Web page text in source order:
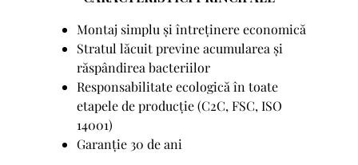
Montaj simplu și întreținere economică
Stratul lăcuit previne acumularea și
răspândirea bacteriilor
Responsabilitate ecologică în toate
etapele de producție (C2C, FSC, ISO
14001)
Garanție 30 de ani